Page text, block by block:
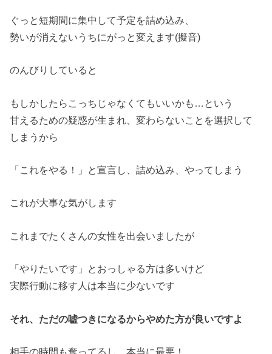
ぐっと短期間に集中して予定を詰め込み、
勢いが消えないうちにがっと変えます(擬音)
のんびりしていると
もしかしたらこっちじゃなくてもいいかも…という
甘えるための疑惑が生まれ、変わらないことを選択して
しまうから
「これをやる！」と宣言し、詰め込み、やってしまう
これが大事な気がします
これまでたくさんの女性を出会いましたが
「やりたいです」とおっしゃる方は多いけど
実際行動に移す人は本当に少ないです
それ、ただの嘘つきになるからやめた方が良いですよ
相手の時間も奪ってるし、本当に最悪！